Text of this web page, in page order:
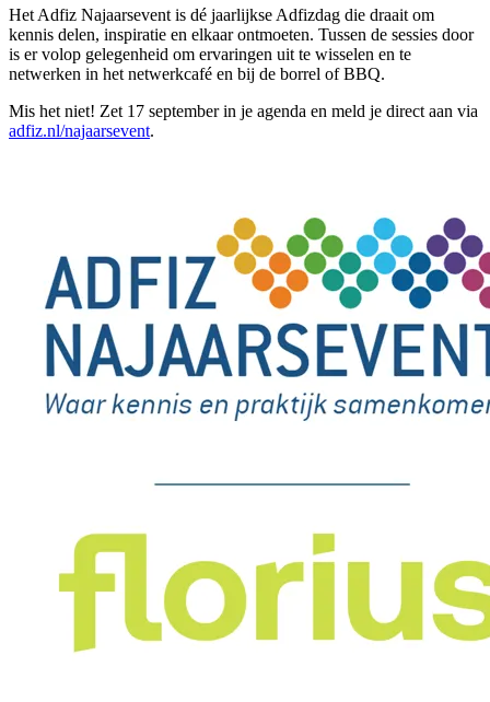
Het Adfiz Najaarsevent is dé jaarlijkse Adfizdag die draait om
kennis delen, inspiratie en elkaar ontmoeten. Tussen de sessies door
is er volop gelegenheid om ervaringen uit te wisselen en te
netwerken in het netwerkcafé en bij de borrel of BBQ.
Mis het niet! Zet 17 september in je agenda en meld je direct aan via
adfiz.nl/najaarsevent.